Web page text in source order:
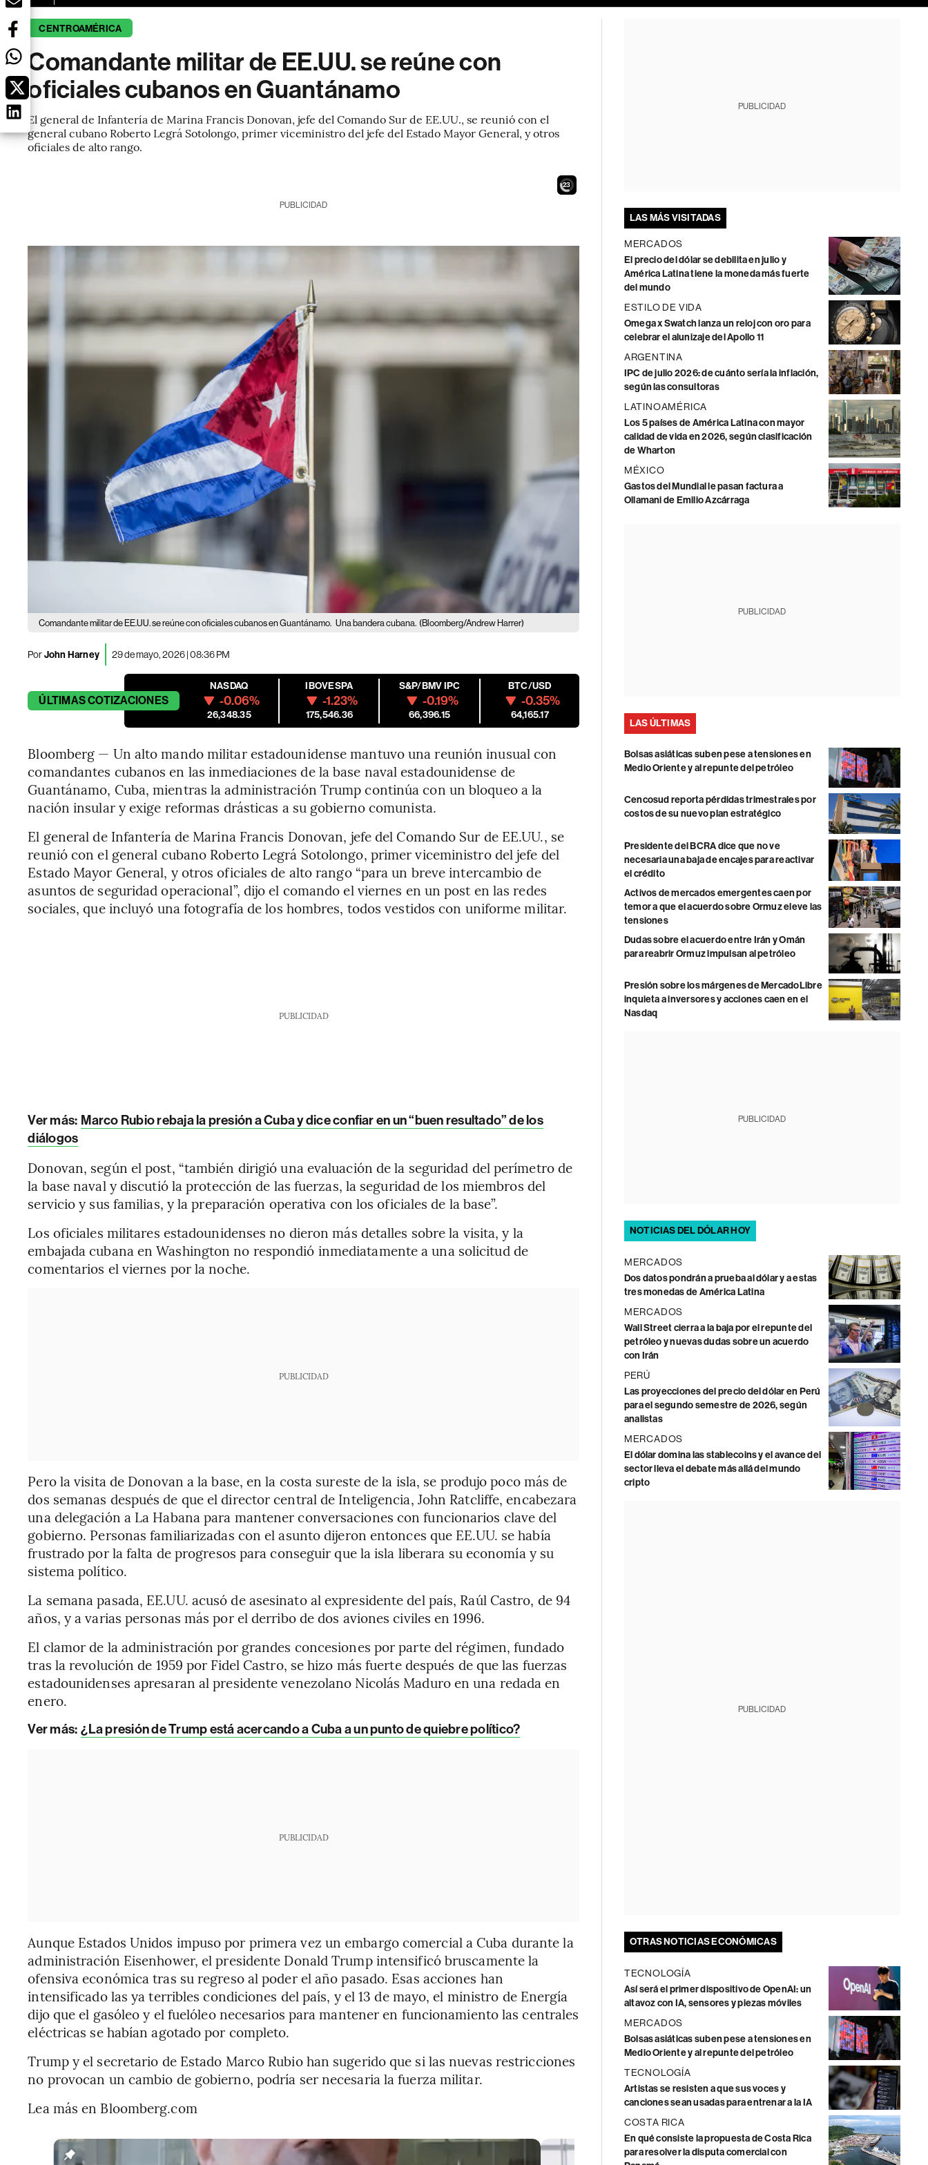
CENTROAMÉRICA
Comandante militar de EE.UU. se reúne con
oficiales cubanos en Guantánamo
El general de Infantería de Marina Francis Donovan, jefe del Comando Sur de EE.UU., se reunió con el
general cubano Roberto Legrá Sotolongo, primer viceministro del jefe del Estado Mayor General, y otros
oficiales de alto rango.
21
PUBLICIDAD
Comandante militar de EE.UU. se reúne con oficiales cubanos en Guantánamo. Una bandera cubana. (Bloomberg/Andrew Harrer)
PorJohn Harney 29 de mayo, 2026 | 08:36 PM
ÚLTIMASCOTIZACIONES
NASDAQ
-0.06%
26,348.35
IBOVESPA
-1.23%
175,546.36
S&P/BMV IPC
-0.19%
66,396.15
BTC/USD
-0.35%
64,165.17
Bloomberg — Un alto mando militar estadounidense mantuvo una reunión inusual con
comandantes cubanos en las inmediaciones de la base naval estadounidense de
Guantánamo, Cuba, mientras la administración Trump continúa con un bloqueo a la
nación insular y exige reformas drásticas a su gobierno comunista.
El general de Infantería de Marina Francis Donovan, jefe del Comando Sur de EE.UU., se
reunió con el general cubano Roberto Legrá Sotolongo, primer viceministro del jefe del
Estado Mayor General, y otros oficiales de alto rango “para un breve intercambio de
asuntos de seguridad operacional”, dijo el comando el viernes en un post en las redes
sociales, que incluyó una fotografía de los hombres, todos vestidos con uniforme militar.
PUBLICIDAD
Ver más: Marco Rubio rebaja la presión a Cuba y dice confiar en un “buen resultado” de los
diálogos
Donovan, según el post, “también dirigió una evaluación de la seguridad del perímetro de
la base naval y discutió la protección de las fuerzas, la seguridad de los miembros del
servicio y sus familias, y la preparación operativa con los oficiales de la base”.
Los oficiales militares estadounidenses no dieron más detalles sobre la visita, y la
embajada cubana en Washington no respondió inmediatamente a una solicitud de
comentarios el viernes por la noche.
PUBLICIDAD
Pero la visita de Donovan a la base, en la costa sureste de la isla, se produjo poco más de
dos semanas después de que el director central de Inteligencia, John Ratcliffe, encabezara
una delegación a La Habana para mantener conversaciones con funcionarios clave del
gobierno. Personas familiarizadas con el asunto dijeron entonces que EE.UU. se había
frustrado por la falta de progresos para conseguir que la isla liberara su economía y su
sistema político.
La semana pasada, EE.UU. acusó de asesinato al expresidente del país, Raúl Castro, de 94
años, y a varias personas más por el derribo de dos aviones civiles en 1996.
El clamor de la administración por grandes concesiones por parte del régimen, fundado
tras la revolución de 1959 por Fidel Castro, se hizo más fuerte después de que las fuerzas
estadounidenses apresaran al presidente venezolano Nicolás Maduro en una redada en
enero.
Ver más: ¿La presión de Trump está acercando a Cuba a un punto de quiebre político?
PUBLICIDAD
Aunque Estados Unidos impuso por primera vez un embargo comercial a Cuba durante la
administración Eisenhower, el presidente Donald Trump intensificó bruscamente la
ofensiva económica tras su regreso al poder el año pasado. Esas acciones han
intensificado las ya terribles condiciones del país, y el 13 de mayo, el ministro de Energía
dijo que el gasóleo y el fuelóleo necesarios para mantener en funcionamiento las centrales
eléctricas se habían agotado por completo.
Trump y el secretario de Estado Marco Rubio han sugerido que si las nuevas restricciones
no provocan un cambio de gobierno, podría ser necesaria la fuerza militar.
Lea más en Bloomberg.com
PUBLICIDAD
LAS MÁS VISITADAS
MERCADOS
El precio del dólar se debilita en julio y
América Latina tiene la moneda más fuerte
del mundo
ESTILO DE VIDA
Omega x Swatch lanza un reloj con oro para
celebrar el alunizaje del Apollo 11
ARGENTINA
IPC de julio 2026: de cuánto sería la inflación,
según las consultoras
LATINOAMÉRICA
Los 5 países de América Latina con mayor
calidad de vida en 2026, según clasificación
de Wharton
MÉXICO
Gastos del Mundial le pasan factura a
Ollamani de Emilio Azcárraga
PUBLICIDAD
LAS ÚLTIMAS
Bolsas asiáticas suben pese a tensiones en
Medio Oriente y al repunte del petróleo
Cencosud reporta pérdidas trimestrales por
costos de su nuevo plan estratégico
Presidente del BCRA dice que no ve
necesaria una baja de encajes para reactivar
el crédito
Activos de mercados emergentes caen por
temor a que el acuerdo sobre Ormuz eleve las
tensiones
Dudas sobre el acuerdo entre Irán y Omán
para reabrir Ormuz impulsan al petróleo
Presión sobre los márgenes de MercadoLibre
inquieta a inversores y acciones caen en el
Nasdaq
PUBLICIDAD
NOTICIAS DEL DÓLAR HOY
MERCADOS
Dos datos pondrán a prueba al dólar y a estas
tres monedas de América Latina
MERCADOS
Wall Street cierra a la baja por el repunte del
petróleo y nuevas dudas sobre un acuerdo
con Irán
PERÚ
Las proyecciones del precio del dólar en Perú
para el segundo semestre de 2026, según
analistas
MERCADOS
El dólar domina las stablecoins y el avance del
sector lleva el debate más allá del mundo
cripto
PUBLICIDAD
OTRAS NOTICIAS ECONÓMICAS
TECNOLOGÍA
Así será el primer dispositivo de OpenAI: un
altavoz con IA, sensores y piezas móviles
MERCADOS
Bolsas asiáticas suben pese a tensiones en
Medio Oriente y al repunte del petróleo
TECNOLOGÍA
Artistas se resisten a que sus voces y
canciones sean usadas para entrenar a la IA
COSTA RICA
En qué consiste la propuesta de Costa Rica
para resolver la disputa comercial con